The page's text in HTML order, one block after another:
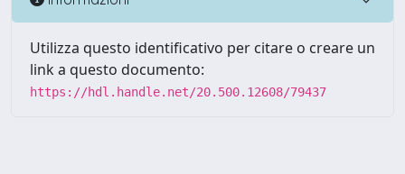
Utilizza questo identificativo per citare o creare un
link a questo documento:
https://hdl.handle.net/20.500.12608/79437